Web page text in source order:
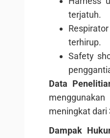
terjatuh.
terhirup.
Safety
Data
meningkat dari
Dampak